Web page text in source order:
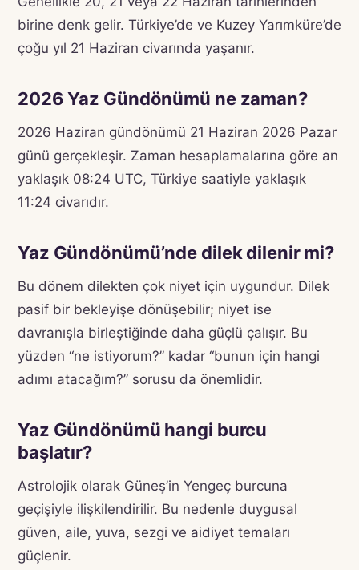
birine denk gelir. Türkiye’de ve Kuzey Yarımküre’de
çoğu yıl 21 Haziran civarında yaşanır.
2026 Yaz Gündönümü ne zaman?
2026 Haziran gündönümü 21 Haziran 2026 Pazar
günü gerçekleşir. Zaman hesaplamalarına göre an
yaklaşık 08:24 UTC, Türkiye saatiyle yaklaşık
11:24 civarıdır.
Yaz Gündönümü’nde dilek dilenir mi?
Bu dönem dilekten çok niyet için uygundur. Dilek
pasif bir bekleyişe dönüşebilir; niyet ise
davranışla birleştiğinde daha güçlü çalışır. Bu
yüzden “ne istiyorum?” kadar “bunun için hangi
adımı atacağım?” sorusu da önemlidir.
Yaz Gündönümü hangi burcu
başlatır?
Astrolojik olarak Güneş’in Yengeç burcuna
geçişiyle ilişkilendirilir. Bu nedenle duygusal
güven, aile, yuva, sezgi ve aidiyet temaları
güçlenir.